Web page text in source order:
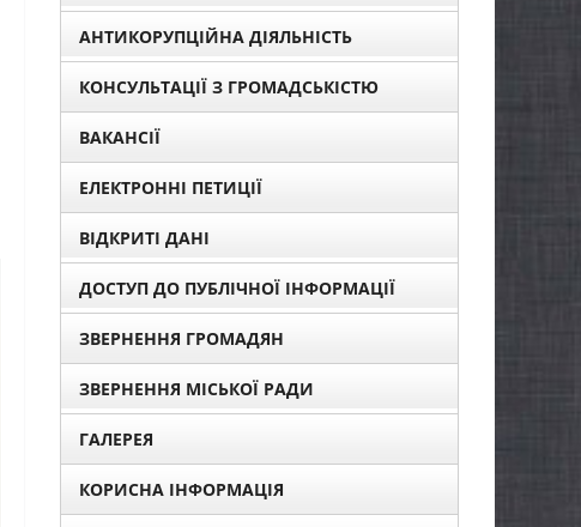
АНТИКОРУПЦІЙНА ДІЯЛЬНІСТЬ
КОНСУЛЬТАЦІЇ З ГРОМАДСЬКІСТЮ
ВАКАНСІЇ
ЕЛЕКТРОННІ ПЕТИЦІЇ
ВІДКРИТІ ДАНІ
ДОСТУП ДО ПУБЛІЧНОЇ ІНФОРМАЦІЇ
ЗВЕРНЕННЯ ГРОМАДЯН
ЗВЕРНЕННЯ МІСЬКОЇ РАДИ
ГАЛЕРЕЯ
КОРИСНА ІНФОРМАЦІЯ